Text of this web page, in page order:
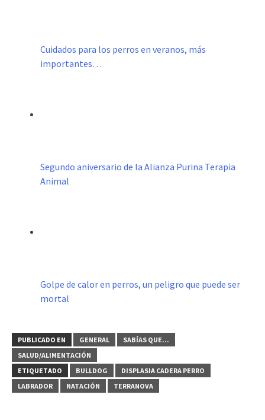
Cuidados para los perros en veranos, más
importantes…
Segundo aniversario de la Alianza Purina Terapia
Animal
Golpe de calor en perros, un peligro que puede ser
mortal
PUBLICADO EN GENERAL
SABÍAS QUE...
SALUD/ALIMENTACIÓN
ETIQUETADO
BULLDOG
DISPLASIA CADERA PERRO
LABRADOR
NATACIÓN TERRANOVA